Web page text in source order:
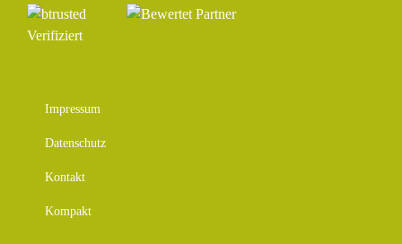
Impressum
Datenschutz
Kontakt
Kompakt